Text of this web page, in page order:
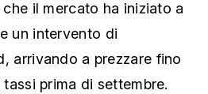
il mercato ha iniziato a
un intervento di
arrivando a prezzare fino
prima di settembre.